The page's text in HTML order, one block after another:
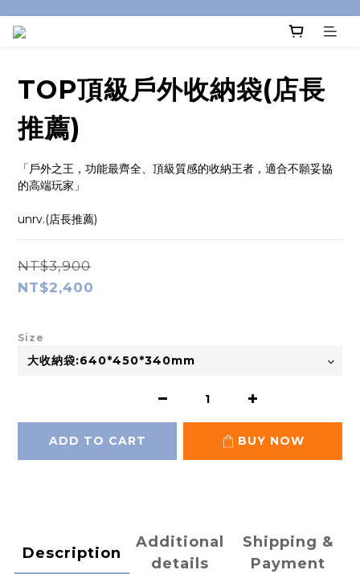
TOP頂級戶外收納袋(店長
推薦)
「戶外之王，功能最齊全、頂級質感的收納王者，適合不願妥協
的高端玩家」
unrv.(店長推薦)
NT$3,900
NT$2,400
Size
ADD TO CART BUY NOW
Description
Additional
details
Shipping &
Payment